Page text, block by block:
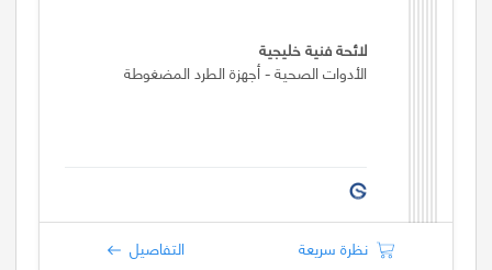
لائحة فنية خليجية
الأدوات الصحية - أجهزة الطرد المضغوطة
نظرة سريعة التفاصيل